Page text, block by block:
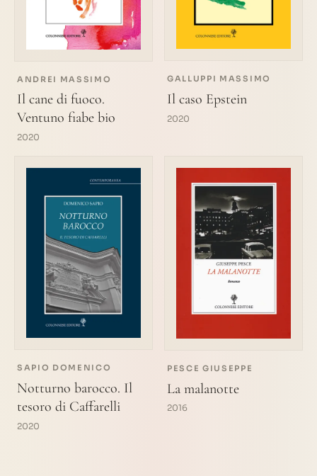
ANDREI MASSIMO
Il cane di fuoco.
Ventuno fiabe bio
2020
GALLUPPI MASSIMO
Il caso Epstein
2020
SAPIO DOMENICO
Notturno barocco. Il
tesoro di Caffarelli
2020
PESCE GIUSEPPE
La malanotte
2016